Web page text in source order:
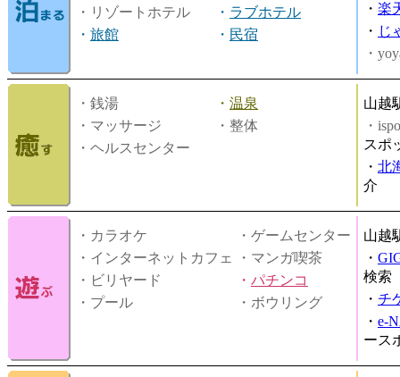
・リゾートホテル
・ ラブホテル
・ 旅館 ・ 民宿
・ 楽
・ じ
・
・銭湯 ・ 温泉
・マッサージ
・整体
・ヘルスセンター
山越
・
スポ
・ 北
介
・カラオケ
・ゲームセンター
・インターネットカフェ
・マンガ喫茶
・ビリヤード
・ パチンコ
・プール
・ボウリング
山越
・
検索
・ チ
・ e-
ース